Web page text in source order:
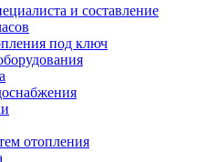
и составление
под ключ
отопления